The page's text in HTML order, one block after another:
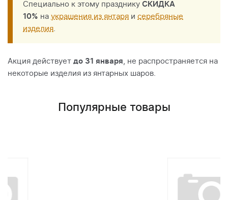
Специально к этому празднику СКИДКА
10% на украшения из янтаря и серебряные
изделия.
Акция действует до 31 января, не распространяется на
некоторые изделия из янтарных шаров.
Популярные товары